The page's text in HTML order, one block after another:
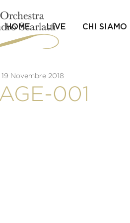
HOME LIVE CHI SIAMO
Novembre 2018
001